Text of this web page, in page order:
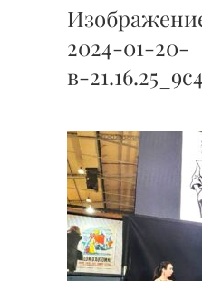
2024-01-20-
в-